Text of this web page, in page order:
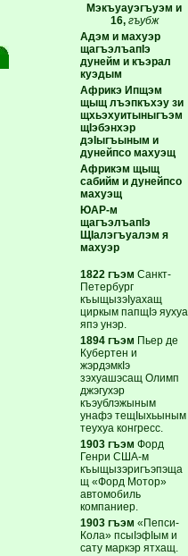
Мэкъуауэгъуэм и
16, гъубж
Адэм и махуэр
щагъэлъапIэ
дунейм и къэрал
куэдым
Африкэ Ипщэм
щыщ лъэпкъхэу зи
щхьэхуитыныгъэм
щIэбэнхэр
дэIыгъыным и
дунейпсо махуэщ
Африкэм щыщ
сабийм и дунейпсо
махуэщ
ЮАР-м
щагъэлъапIэ
ЩIалэгъуалэм я
махуэр
1822 гъэм Санкт-
Петербург
къыщызэIуахащ
циркым папщIэ яухуа
япэ унэр.
1894 гъэм Пьер де
Кубертен и
жэрдэмкIэ
зэхуашэсащ Олимп
джэгухэр
къэублэжыным
унафэ тещIыхьыным
теухуа конгресс.
1903 гъэм Форд
Генри США-м
къыщызэригъэпэща
щ «Форд Мотор»
автомобиль
компаниер.
1903 гъэм «Пепси-
Кола» псыIэфIым и
сату маркэр ятхащ.